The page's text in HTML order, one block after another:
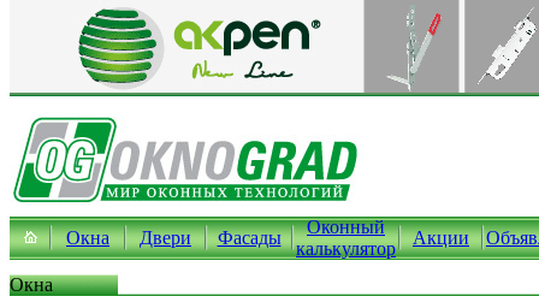
Окна Двери Фасады
Оконный
калькулятор
Акции
Окна